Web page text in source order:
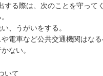
る際は、次のことを守って
、うがいをする。
電車など公共交通機関はなる
ない。
いて